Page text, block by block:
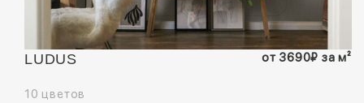
LUDUS
10 цветов
от 3690₽ за м²